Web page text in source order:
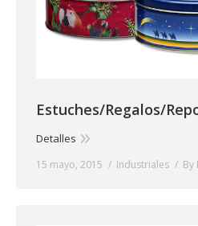
Estuches/Regalos/
Detalles
15 mayo, 2015 Industriales By